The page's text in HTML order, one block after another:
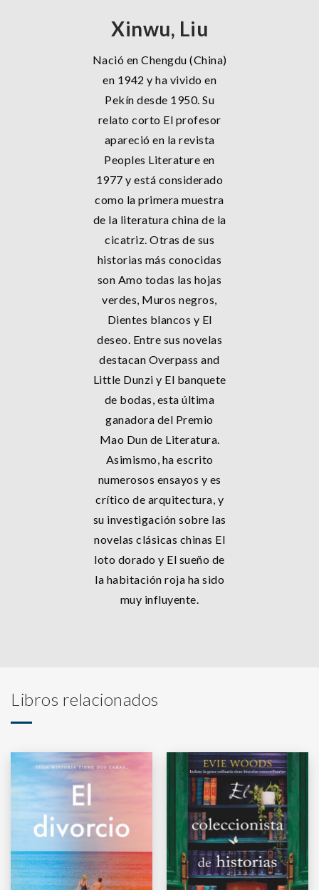
Xinwu, Liu
Nació en Chengdu (China)
en 1942 y ha vivido en
Pekín desde 1950. Su
relato corto El profesor
apareció en la revista
Peoples Literature en
1977 y está considerado
como la primera muestra
de la literatura china de la
cicatriz. Otras de sus
historias más conocidas
son Amo todas las hojas
verdes, Muros negros,
Dientes blancos y El
deseo. Entre sus novelas
destacan Overpass and
Little Dunzi y El banquete
de bodas, esta última
ganadora del Premio
Mao Dun de Literatura.
Asimismo, ha escrito
numerosos ensayos y es
crítico de arquitectura, y
su investigación sobre las
novelas clásicas chinas El
loto dorado y El sueño de
la habitación roja ha sido
muy influyente.
Libros relacionados